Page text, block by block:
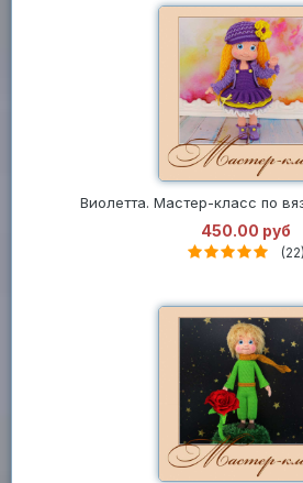
Виолетта. Мастер-класс по
450.00 руб
(22)